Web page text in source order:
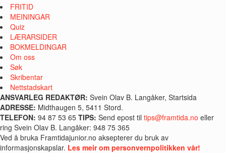
FRITID
MEININGAR
Quiz
LÆRARSIDER
BOKMELDINGAR
Om oss
Søk
Skribentar
Nettstadskart
ANSVARLEG REDAKTØR: Svein Olav B. Langåker, Startsida
ADRESSE: Midthaugen 5, 5411 Stord.
TELEFON: 94 87 53 65 TIPS: Send epost til tips@framtida.no eller
ring Svein Olav B. Langåker: 948 75 365
Ved å bruka Framtidajunior.no aksepterer du bruk av
informasjonskapslar. Les meir om personvernpolitikken vår!